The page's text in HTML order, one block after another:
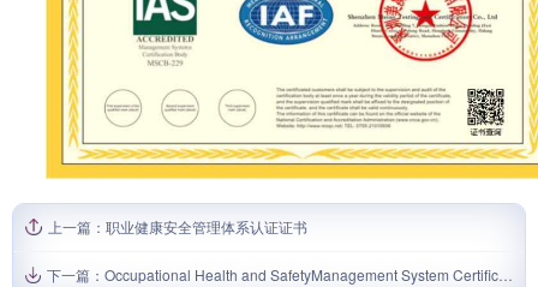
上一篇： 职业健康安全管理体系认证证书
下一篇： Occupational Health and SafetyManagement System Certificate